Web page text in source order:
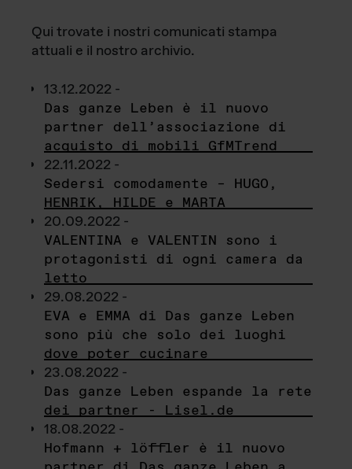
Qui trovate i nostri comunicati stampa
attuali e il nostro archivio.
13.12.2022 -
Das ganze Leben è il nuovo
partner dell’associazione di
acquisto di mobili GfMTrend
22.11.2022 -
Sedersi comodamente – HUGO,
HENRIK, HILDE e MARTA
20.09.2022 -
VALENTINA e VALENTIN sono i
protagonisti di ogni camera da
letto
29.08.2022 -
EVA e EMMA di Das ganze Leben
sono più che solo dei luoghi
dove poter cucinare
23.08.2022 -
Das ganze Leben espande la rete
dei partner - Lisel.de
18.08.2022 -
Hofmann + löffler è il nuovo